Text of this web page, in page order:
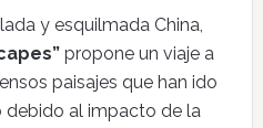
y esquilmada China,
propone un viaje a
paisajes que han ido
al impacto de la